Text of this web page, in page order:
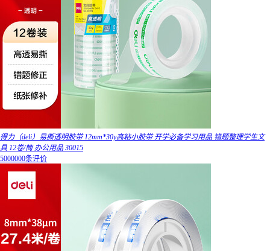
得力（deli）易撕透明胶带 12mm*30y高粘小胶带 开学必备学习用品 错题整理学生文
具 12卷/筒 办公用品 30015
5000000条评价